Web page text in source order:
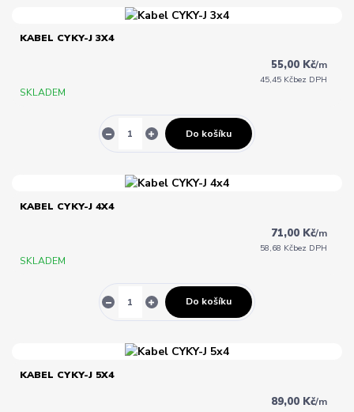
KABEL CYKY-J 3X4
55,00 Kč/m
45,45 Kčbez DPH
SKLADEM
Do košíku
KABEL CYKY-J 4X4
71,00 Kč/m
58,68 Kčbez DPH
SKLADEM
Do košíku
KABEL CYKY-J 5X4
89,00 Kč/m